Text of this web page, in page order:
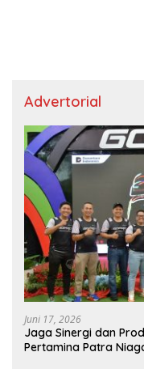
Advertorial
Juni 17, 2026
Jaga Sinergi dan
Pertamina Patra